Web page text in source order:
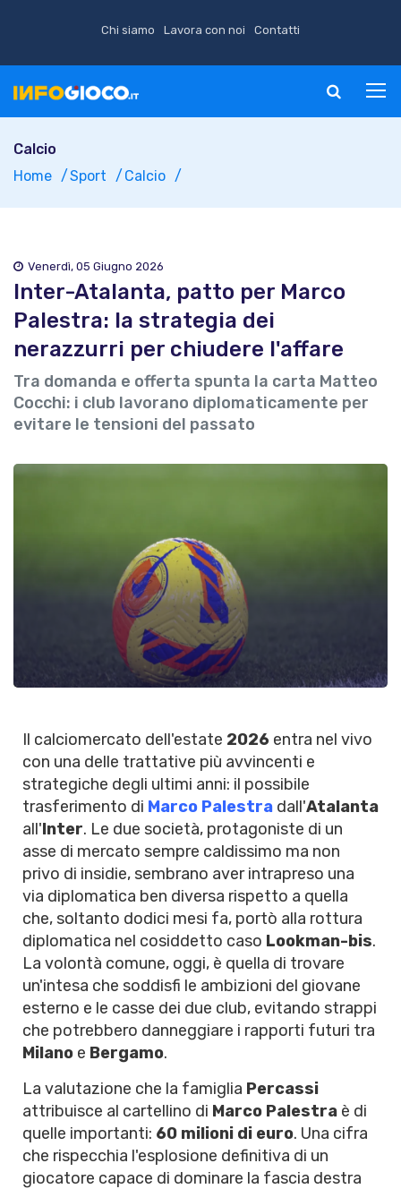
Chi siamo Lavora con noi Contatti
Calcio
Home
Sport Calcio
Venerdì, 05 Giugno 2026
Inter-Atalanta, patto per Marco
Palestra: la strategia dei
nerazzurri per chiudere l'affare
Tra domanda e offerta spunta la carta Matteo
Cocchi: i club lavorano diplomaticamente per
evitare le tensioni del passato
Il calciomercato dell'estate 2026 entra nel vivo
con una delle trattative più avvincenti e
strategiche degli ultimi anni: il possibile
trasferimento di Marco Palestra dall'Atalanta
all'Inter. Le due società, protagoniste di un
asse di mercato sempre caldissimo ma non
privo di insidie, sembrano aver intrapreso una
via diplomatica ben diversa rispetto a quella
che, soltanto dodici mesi fa, portò alla rottura
diplomatica nel cosiddetto caso Lookman-bis.
La volontà comune, oggi, è quella di trovare
un'intesa che soddisfi le ambizioni del giovane
esterno e le casse dei due club, evitando strappi
che potrebbero danneggiare i rapporti futuri tra
Milano e Bergamo.
La valutazione che la famiglia Percassi
attribuisce al cartellino di Marco Palestra è di
quelle importanti: 60 milioni di euro. Una cifra
che rispecchia l'esplosione definitiva di un
giocatore capace di dominare la fascia destra